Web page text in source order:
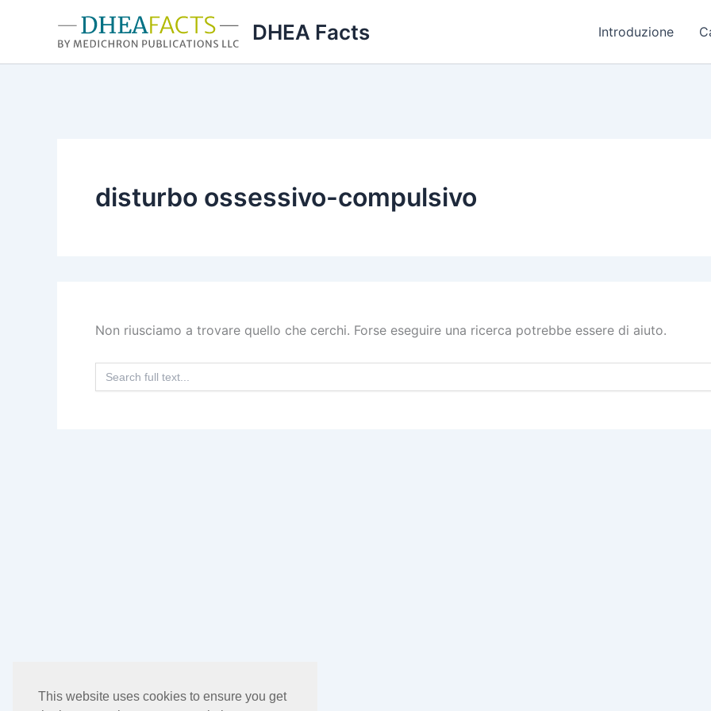
This website uses cookies to ensure you get
contenuto
DHEA Facts Introduzione
disturbo ossessivo-compulsivo
Non riusciamo a trovare quello che cerchi. Forse eseguire una ricerca potrebbe essere di aiuto.
Search
for: